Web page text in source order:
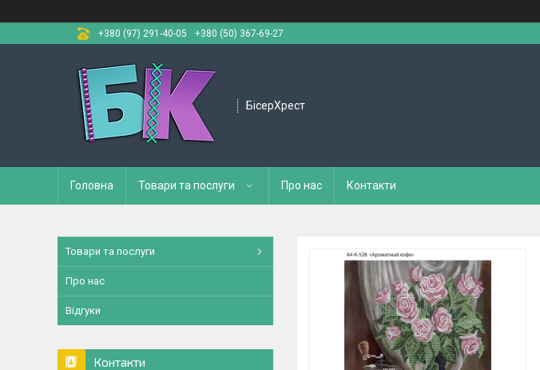
+380 (97) 291-40-05
+380 (50) 367-69-27
БісерХрест
Головна Товари та послуги Про нас Контакти
Товари та послуги
Про нас
Відгуки
Контакти